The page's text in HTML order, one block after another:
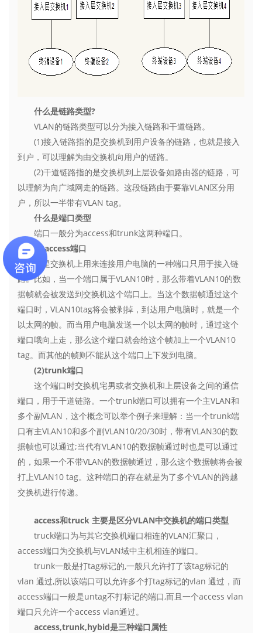
什么是链路类型?
VLAN的链路类型可以分为接入链路和干道链路。
(1)接入链路指的是交换机到用户设备的链路，也就是接入
到户，可以理解为由交换机向用户的链路。
(2)干道链路指的是交换机到上层设备如路由器的链路，可
以理解为向广域网走的链路。这段链路由于要靠VLAN区分用
户，所以一半带有VLAN tag。
什么是端口类型
端口一般分为access和trunk这两种端口。
(1)access端口
它是交换机上用来连接用户电脑的一种端口只用于接入链
路。比如，当一个端口属于VLAN10时，那么带着VLAN10的数
据帧就会被发送到交换机这个端口上。当这个数据帧通过这个
端口时，VLAN10tag将会被剥掉，到达用户电脑时，就是一个
以太网的帧。而当用户电脑发送一个以太网的帧时，通过这个
端口哦向上走，那么这个端口就会给这个帧加上一个VLAN10
tag。而其他的帧则不能从这个端口上下发到电脑。
(2)trunk端口
这个端口时交换机宅男或者交换机和上层设备之间的通信
端口，用于干道链路。一个trunk端口可以拥有一个主VLAN和
多个副VLAN，这个概念可以举个例子来理解：当一个trunk端
口有主VLAN10和多个副VLAN10/20/30时，带有VLAN30的数
据帧也可以通过;当代有VLAN10的数据帧通过时也是可以通过
的，如果一个不带VLAN的数据帧通过，那么这个数据帧将会被
打上VLAN10 tag。这种端口的存在就是为了多个VLAN的跨越
交换机进行传递。
access和truck 主要是区分VLAN中交换机的端口类型
truck端口为与其它交换机端口相连的VLAN汇聚口，
access端口为交换机与VLAN域中主机相连的端口。
trunk一般是打tag标记的,一般只允许打了该tag标记的
vlan 通过,所以该端口可以允许多个打tag标记的vlan 通过，而
access端口一般是untag不打标记的端口,而且一个access vlan
端口只允许一个access vlan通过。
access,trunk,hybid是三种端口属性